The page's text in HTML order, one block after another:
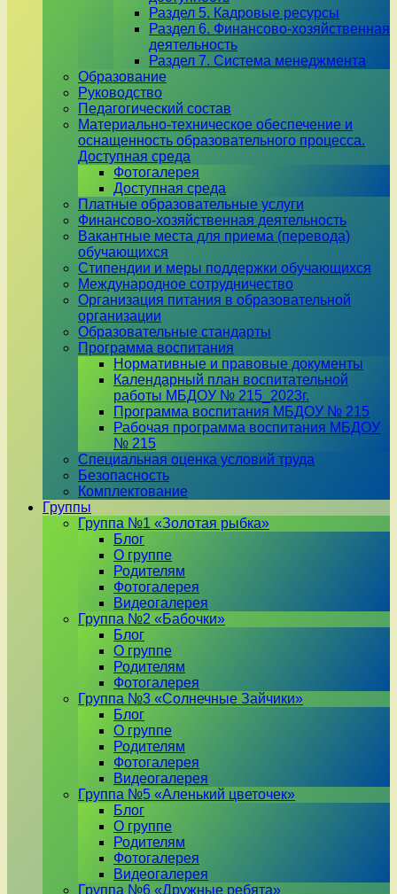
Раздел 5. Кадровые ресурсы
Раздел 6. Финансово-хозяйственная
деятельность
Раздел 7. Система менеджмента
Образование
Руководство
Педагогический состав
Материально-техническое обеспечение и
оснащенность образовательного процесса.
Доступная среда
Фотогалерея
Доступная среда
Платные образовательные услуги
Финансово-хозяйственная деятельность
Вакантные места для приема (перевода)
обучающихся
Стипендии и меры поддержки обучающихся
Международное сотрудничество
Организация питания в образовательной
организации
Образовательные стандарты
Программа воспитания
Нормативные и правовые документы
Календарный план воспитательной
работы МБДОУ № 215_2023г.
Программа воспитания МБДОУ № 215
Рабочая программа воспитания МБДОУ
№ 215
Специальная оценка условий труда
Безопасность
Комплектование
Группы
Группа №1 «Золотая рыбка»
Блог
О группе
Родителям
Фотогалерея
Видеогалерея
Группа №2 «Бабочки»
Блог
О группе
Родителям
Фотогалерея
Группа №3 «Солнечные Зайчики»
Блог
О группе
Родителям
Фотогалерея
Видеогалерея
Группа №5 «Аленький цветочек»
Блог
О группе
Родителям
Фотогалерея
Видеогалерея
Группа №6 «Дружные ребята»